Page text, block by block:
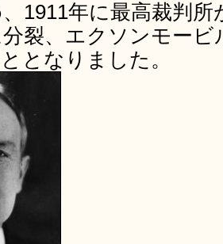
1911年に最高裁判
裂、エクソンモー
となりました。